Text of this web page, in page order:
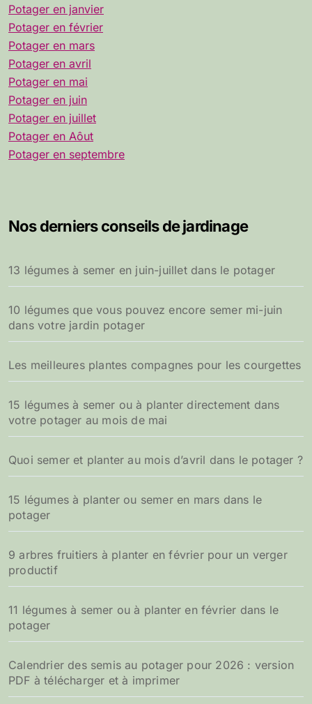
Potager en janvier
Potager en février
Potager en mars
Potager en avril
Potager en mai
Potager en juin
Potager en juillet
Potager en Aôut
Potager en septembre
Nos derniers conseils de jardinage
13 légumes à semer en juin-juillet dans le potager
10 légumes que vous pouvez encore semer mi-juin
dans votre jardin potager
Les meilleures plantes compagnes pour les courgettes
15 légumes à semer ou à planter directement dans
votre potager au mois de mai
Quoi semer et planter au mois d’avril dans le potager ?
15 légumes à planter ou semer en mars dans le
potager
9 arbres fruitiers à planter en février pour un verger
productif
11 légumes à semer ou à planter en février dans le
potager
Calendrier des semis au potager pour 2026 : version
PDF à télécharger et à imprimer